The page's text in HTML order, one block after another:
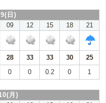
日)
09 12 15 18
21
28 33 33 30
25
0 0 0.2 0 1
月)